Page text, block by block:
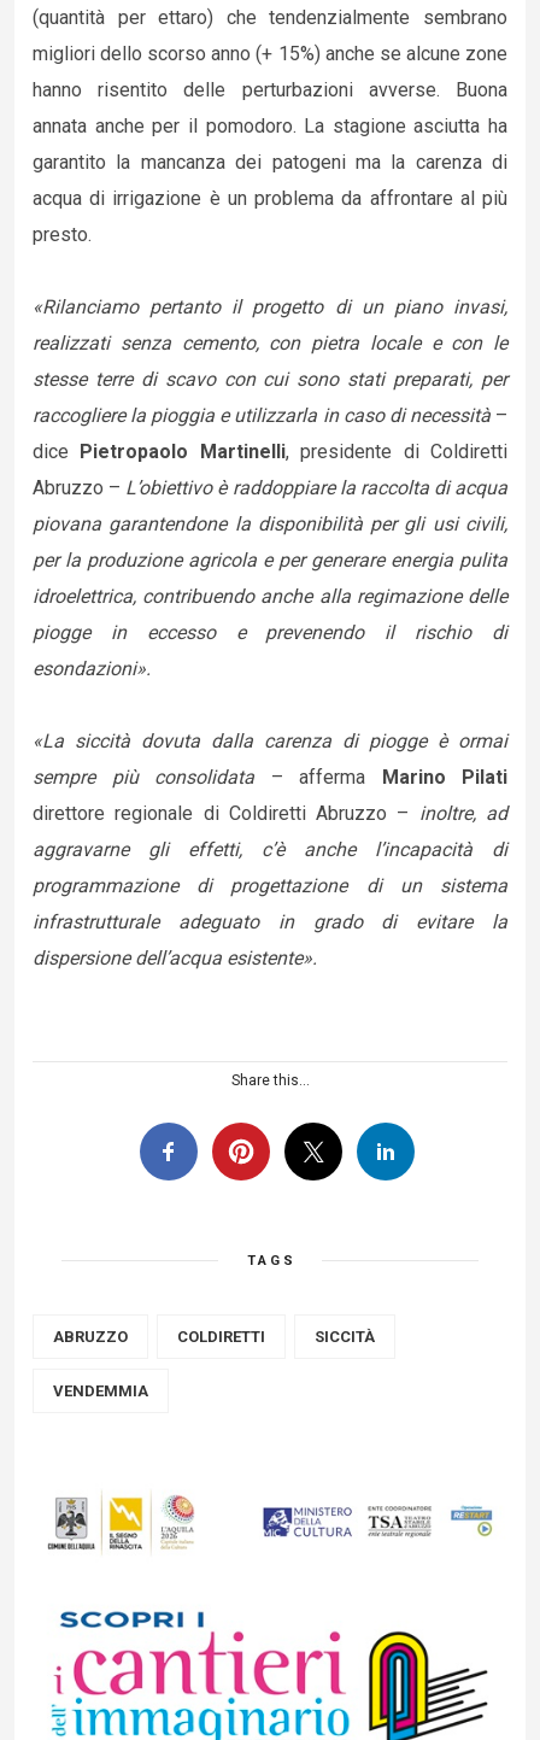
(quantità per ettaro) che tendenzialmente sembrano
migliori dello scorso anno (+ 15%) anche se alcune zone
hanno risentito delle perturbazioni avverse. Buona
annata anche per il pomodoro. La stagione asciutta ha
garantito la mancanza dei patogeni ma la carenza di
acqua di irrigazione è un problema da affrontare al più
presto.
«Rilanciamo pertanto il progetto di un piano invasi,
realizzati senza cemento, con pietra locale e con le
stesse terre di scavo con cui sono stati preparati, per
raccogliere la pioggia e utilizzarla in caso di necessità–
dice Pietropaolo Martinelli, presidente di Coldiretti
Abruzzo – L’obiettivo è raddoppiare la raccolta di acqua
piovana garantendone la disponibilità per gli usi civili,
per la produzione agricola e per generare energia pulita
idroelettrica, contribuendo anche alla regimazione delle
piogge in eccesso e prevenendo il rischio di
esondazioni».
«La siccità dovuta dalla carenza di piogge è ormai
sempre più consolidata – afferma Marino Pilati
direttore regionale di Coldiretti Abruzzo – inoltre, ad
aggravarne gli effetti, c’è anche l’incapacità di
programmazione di progettazione di un sistema
infrastrutturale adeguato in grado di evitare la
dispersione dell’acqua esistente».
Share this...
TAGS
ABRUZZO COLDIRETTI SICCITÀ
VENDEMMIA